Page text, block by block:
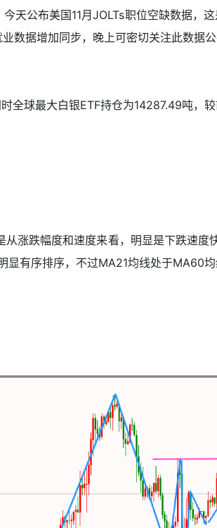
天公布美国11月JOLTs职位空缺数据，
数据增加同步，晚上可密切关注此数据公
球最大白银ETF持仓为14287.49吨，
涨跌幅度和速度来看，明显是下跌速
有序排序，不过MA21均线处于MA60